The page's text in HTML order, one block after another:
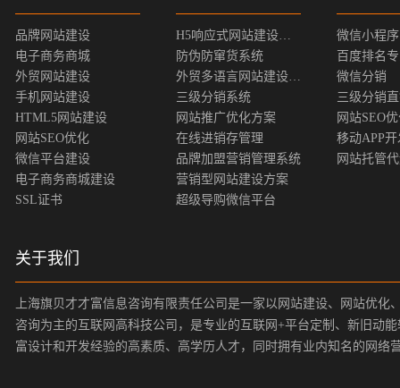
品牌网站建设
电子商务商城
外贸网站建设
手机网站建设
HTML5网站建设
网站SEO优化
微信平台建设
电子商务商城建设
SSL证书
防伪防窜货系统
三级分销系统
网站推广优化方案
在线进销存管理
品牌加盟营销管理系统
营销型网站建设方案
超级导购微信平台
微信小程序
百度排名
微信分销
三级分销
网站SEO
移动APP开
网站托管
关于我们
上海旗贝才才富信息咨询有限责任公司是一家以网站建设、网站优
咨询为主的互联网高科技公司，是专业的互联网+平台定制、新旧动
富设计和开发经验的高素质、高学历人才，同时拥有业内知名的网络